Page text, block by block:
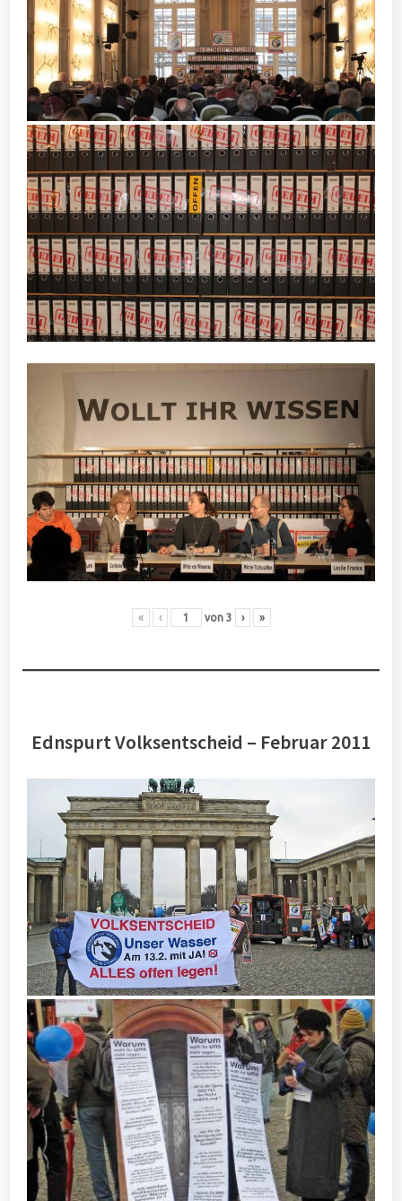
« ‹ von 3 › »
Ednspurt Volksentscheid – Februar 2011